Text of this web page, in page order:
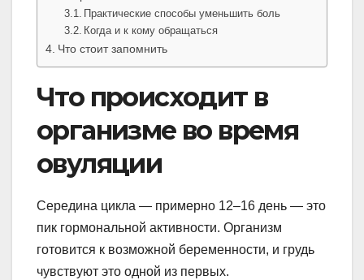
Практические способы уменьшить боль
Когда и к кому обращаться
Что стоит запомнить
Что происходит в
организме во время
овуляции
Середина цикла — примерно 12–16 день — это
пик гормональной активности. Организм
готовится к возможной беременности, и грудь
чувствуют это одной из первых.